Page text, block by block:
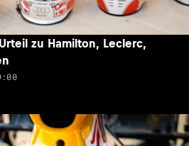
zu Hamilton, Leclerc,